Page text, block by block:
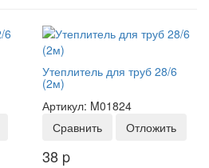
Утеплитель для труб 28/6
(2м)
Артикул: M01824
Сравнить
Отложить
38 p